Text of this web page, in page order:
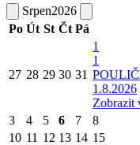
Srpen2026
Po Út St Čt Pá
27 28 29 30 31
1
1
1.8.2026
Zobrazit
3 4 5 6 7 8
10 11 12 13 14 15